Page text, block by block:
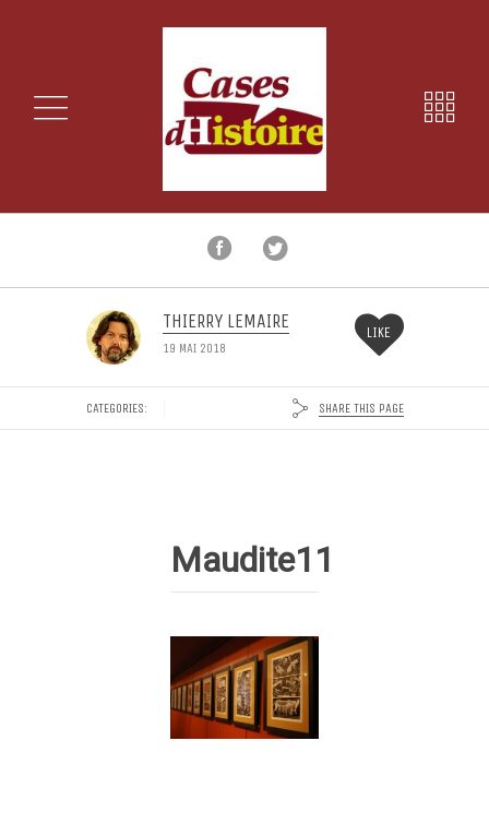
THIERRY LEMAIRE
19 MAI 2018
LIKE
CATEGORIES: SHARE THIS PAGE
Maudite11